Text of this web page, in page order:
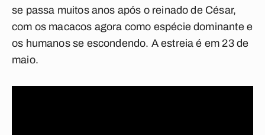
se passa muitos anos após o reinado de César,
com os macacos agora como espécie dominante e
os humanos se escondendo. A estreia é em 23 de
maio.